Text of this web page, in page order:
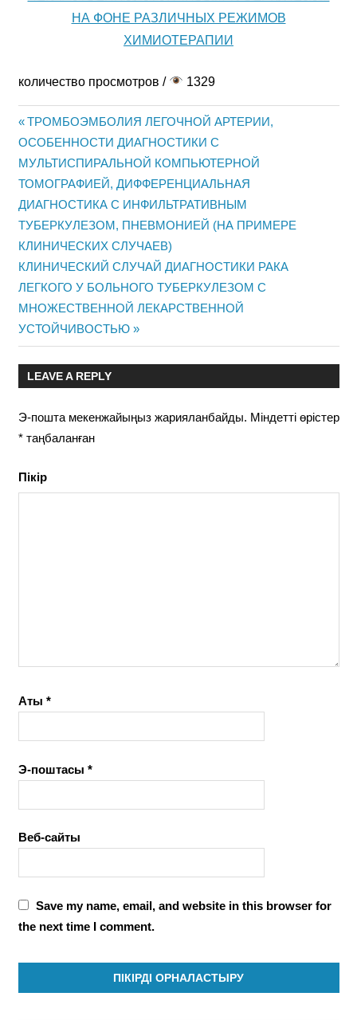
НА ФОНЕ РАЗЛИЧНЫХ РЕЖИМОВ
ХИМИОТЕРАПИИ
количество просмотров / 1329
Жазба
навигациясы
Previous
Post:
ТРОМБОЭМБОЛИЯ ЛЕГОЧНОЙ АРТЕРИИ,
ОСОБЕННОСТИ ДИАГНОСТИКИ С
МУЛЬТИСПИРАЛЬНОЙ КОМПЬЮТЕРНОЙ
ТОМОГРАФИЕЙ, ДИФФЕРЕНЦИАЛЬНАЯ
ДИАГНОСТИКА С ИНФИЛЬТРАТИВНЫМ
ТУБЕРКУЛЕЗОМ, ПНЕВМОНИЕЙ (НА ПРИМЕРЕ
КЛИНИЧЕСКИХ СЛУЧАЕВ)
Next
Post:
КЛИНИЧЕСКИЙ СЛУЧАЙ ДИАГНОСТИКИ РАКА
ЛЕГКОГО У БОЛЬНОГО ТУБЕРКУЛЕЗОМ С
МНОЖЕСТВЕННОЙ ЛЕКАРСТВЕННОЙ
УСТОЙЧИВОСТЬЮ
LEAVE A REPLY
Э-пошта мекенжайыңыз жарияланбайды. Міндетті өрістер
*таңбаланған
Пікір
Аты *
Э-поштасы *
Веб-сайты
Save my name, email, and website in this browser for
the next time I comment.